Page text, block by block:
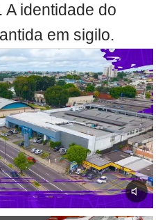
A identidade do
em sigilo.